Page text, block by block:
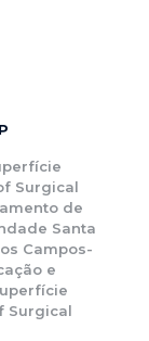
Surgical
de
Santa
Campos-
e
Surgical